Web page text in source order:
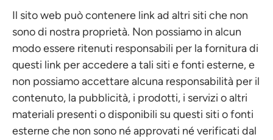
Il sito web può contenere link ad altri siti che non
sono di nostra proprietà. Non possiamo in alcun
modo essere ritenuti responsabili per la fornitura di
questi link per accedere a tali siti e fonti esterne, e
non possiamo accettare alcuna responsabilità per il
contenuto, la pubblicità, i prodotti, i servizi o altri
materiali presenti o disponibili su questi siti o fonti
esterne che non sono né approvati né verificati dal